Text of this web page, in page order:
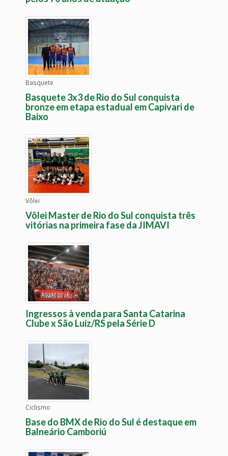
Basquete
Basquete 3x3 de Rio do Sul conquista
bronze em etapa estadual em Capivari de
Baixo
Vôlei
Vôlei Master de Rio do Sul conquista três
vitórias na primeira fase da JIMAVI
Ingressos à venda para Santa Catarina
Clube x São Luiz/RS pela Série D
Ciclismo
Base do BMX de Rio do Sul é destaque em
Balneário Camboriú